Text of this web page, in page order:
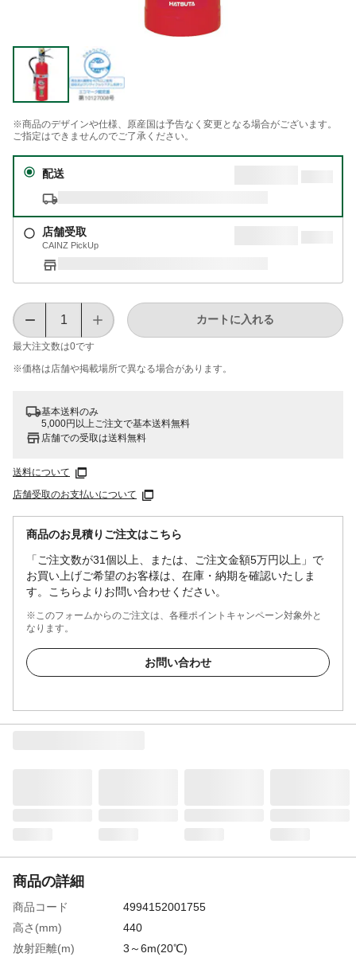
※商品のデザインや仕様、原産国は予告なく変更となる場合がございます。
ご指定はできませんのでご了承ください。
配送
店舗受取
CAINZ PickUp
最大注文数は0です
カートに入れる
※価格は​店舗や​掲載場所で​異なる​場合が​あります。
基本送料のみ
5,000円以上ご注文で基本送料無料
店舗での受取は送料無料
送料について
店舗受取のお支払いについて
商品のお見積りご注文はこちら
「ご注文数が31個以上、または、ご注文金額5万円以上」で
お買い上げご希望のお客様は、在庫・納期を確認いたしま
す。こちらよりお問い合わせください。
※このフォームからのご注文は、各種ポイントキャンペーン対象外と
なります。
お問い合わせ
商品の詳細
商品コード
4994152001755
高さ(mm)
440
放射距離(m)
3～6m(20℃)